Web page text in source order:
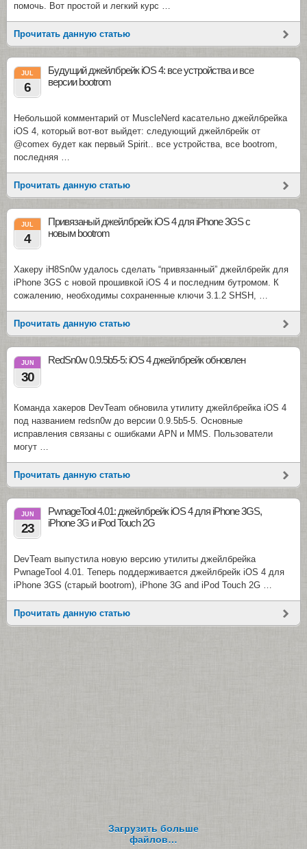
помочь. Вот простой и легкий курс …
Прочитать данную статью
JUL
6
Будущий джейлбрейк iOS 4: все устройства и все
версии bootrom
Небольшой комментарий от MuscleNerd касательно джейлбрейка
iOS 4, который вот-вот выйдет: следующий джейлбрейк от
@comex будет как первый Spirit.. все устройства, все bootrom,
последняя …
Прочитать данную статью
JUL
4
Привязаный джейлбрейк iOS 4 для iPhone 3GS с
новым bootrom
Хакеру iH8Sn0w удалось сделать “привязанный” джейлбрейк для
iPhone 3GS с новой прошивкой iOS 4 и последним бутромом. К
сожалению, необходимы сохраненные ключи 3.1.2 SHSH, …
Прочитать данную статью
JUN
30
RedSn0w 0.9.5b5-5: iOS 4 джейлбрейк обновлен
Команда хакеров DevTeam обновила утилиту джейлбрейка iOS 4
под названием redsn0w до версии 0.9.5b5-5. Основные
исправления связаны с ошибками APN и MMS. Пользователи
могут …
Прочитать данную статью
JUN
23
PwnageTool 4.01: джейлбрейк iOS 4 для iPhone 3GS,
iPhone 3G и iPod Touch 2G
DevTeam выпустила новую версию утилиты джейлбрейка
PwnageTool 4.01. Теперь поддерживается джейлбрейк iOS 4 для
iPhone 3GS (старый bootrom), iPhone 3G and iPod Touch 2G …
Прочитать данную статью
Загрузить больше
файлов…